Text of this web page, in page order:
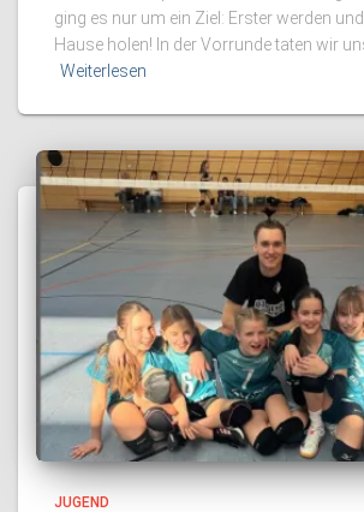
ging es nur um ein Ziel: Erster werden
Hause holen! In der Vorrunde taten wir
Weiterlesen
JUGEND